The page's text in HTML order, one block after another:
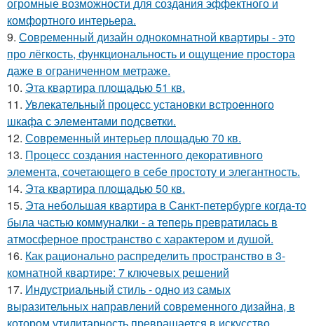
комфортного интерьера.
9. Современный дизайн однокомнатной квартиры - это
про лёгкость, функциональность и ощущение простора
даже в ограниченном метраже.
10. Эта квартира площадью 51 кв.
11. Увлекательный процесс установки встроенного
шкафа с элементами подсветки.
12. Современный интерьер площадью 70 кв.
13. Процесс создания настенного декоративного
элемента, сочетающего в себе простоту и элегантность.
14. Эта квартира площадью 50 кв.
15. Эта небольшая квартира в Санкт-петербурге когда-то
была частью коммуналки - а теперь превратилась в
атмосферное пространство с характером и душой.
16. Как рационально распределить пространство в 3-
комнатной квартире: 7 ключевых решений
17. Индустриальный стиль - одно из самых
выразительных направлений современного дизайна, в
котором утилитарность превращается в искусство.